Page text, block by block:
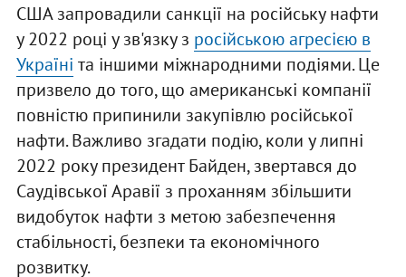
США запровадили санкції на російську нафти
у 2022 році у зв'язку з російською агресією в
Україні та іншими міжнародними подіями. Це
призвело до того, що американські компанії
повністю припинили закупівлю російської
нафти. Важливо згадати подію, коли у липні
2022 року президент Байден, звертався до
Саудівської Аравії з проханням збільшити
видобуток нафти з метою забезпечення
стабільності, безпеки та економічного
розвитку.